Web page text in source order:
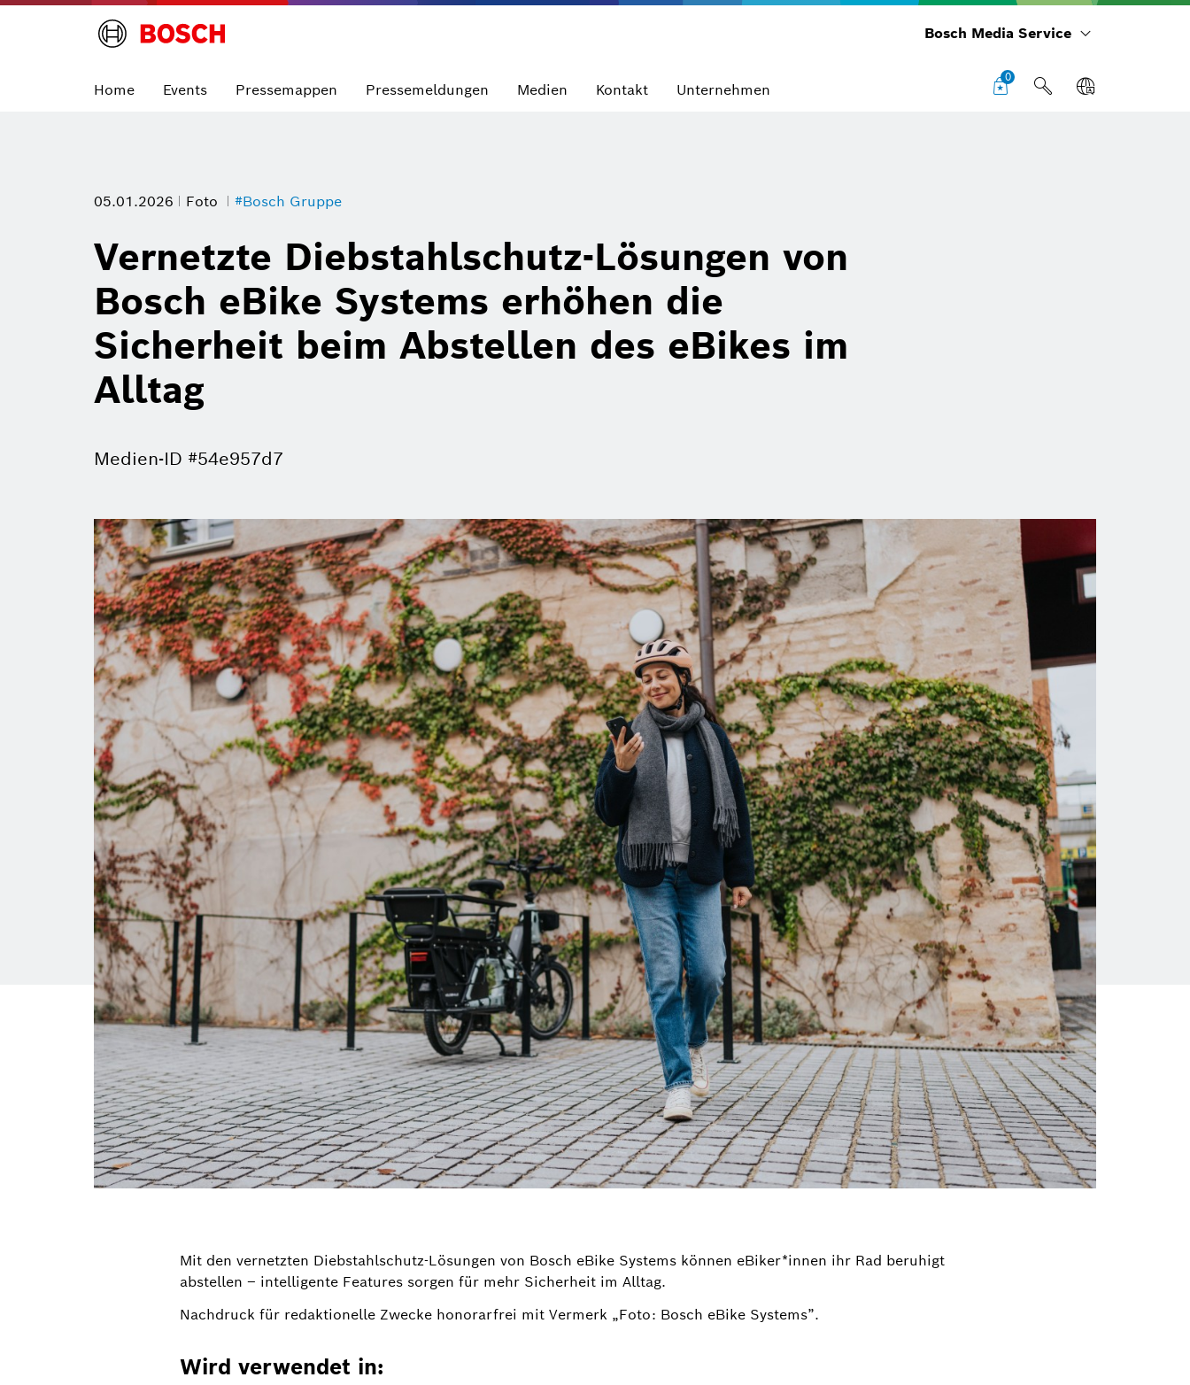
Bosch Media Service
Home Events Pressemappen Pressemeldungen Medien Kontakt Unternehmen
0
05.01.2026 Foto #Bosch Gruppe
Vernetzte Diebstahlschutz-Lösungen von
Bosch eBike Systems erhöhen die
Sicherheit beim Abstellen des eBikes im
Alltag
Medien-ID #54e957d7
Mit den vernetzten Diebstahlschutz-Lösungen von Bosch eBike Systems können eBiker*innen ihr Rad beruhigt
abstellen – intelligente Features sorgen für mehr Sicherheit im Alltag.
Nachdruck für redaktionelle Zwecke honorarfrei mit Vermerk „Foto: Bosch eBike Systems”.
Wird verwendet in: